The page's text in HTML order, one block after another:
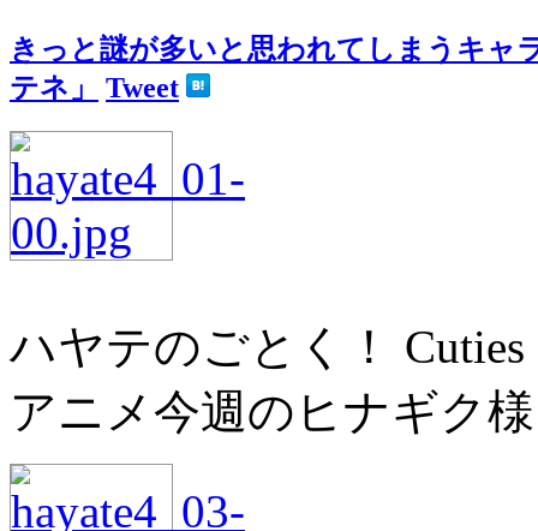
きっと謎が多いと思われてしまうキャ
テネ」
Tweet
ハヤテのごとく！
アニメ今週のヒナギク様